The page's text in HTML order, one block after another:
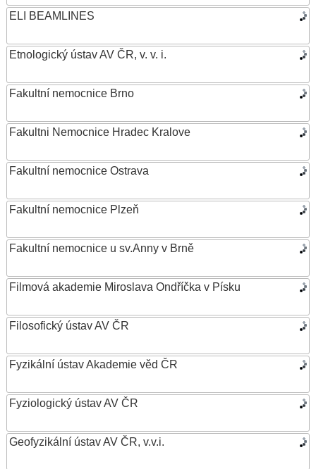
ELI BEAMLINES
Etnologický ústav AV ČR, v. v. i.
Fakultní nemocnice Brno
Fakultni Nemocnice Hradec Kralove
Fakultní nemocnice Ostrava
Fakultní nemocnice Plzeň
Fakultní nemocnice u sv.Anny v Brně
Filmová akademie Miroslava Ondříčka v Písku
Filosofický ústav AV ČR
Fyzikální ústav Akademie věd ČR
Fyziologický ústav AV ČR
Geofyzikální ústav AV ČR, v.v.i.